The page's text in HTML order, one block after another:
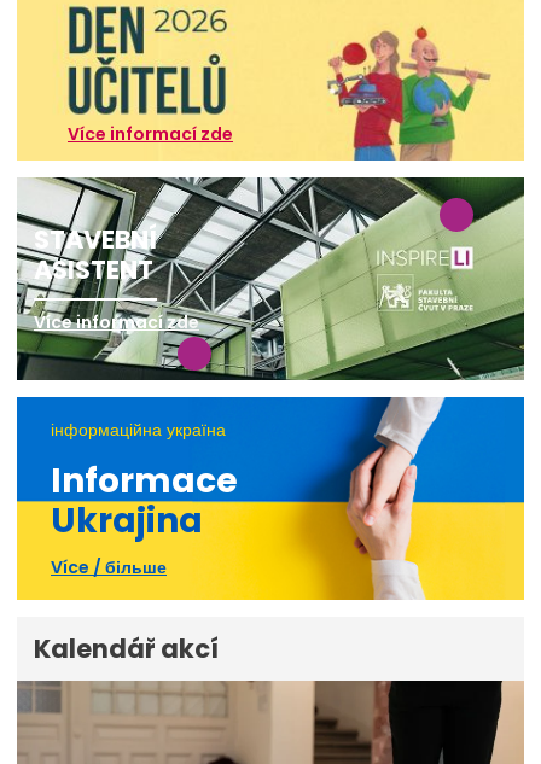
Více informací zde
STAVEBNÍ
ASISTENT
Více informací zde
інформаційна україна
Informace
Ukrajina
Více / більше
Kalendář akcí